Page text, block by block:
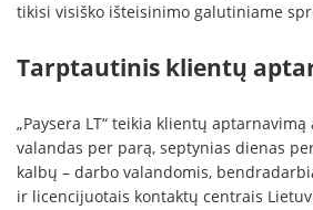
tikisi visiško išteisinimo galutiniame
Tarptautinis klientų
„Paysera LT“ teikia klientų
valandas per parą, septynias dienas
kalbų – darbo valandomis,
ir licencijuotais kontaktų centrais